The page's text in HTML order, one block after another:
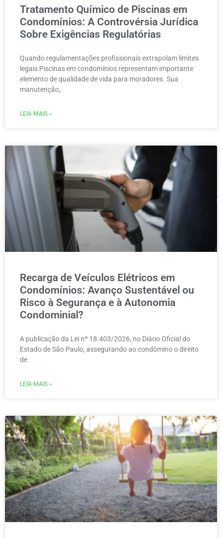
Tratamento Químico de Piscinas em
Condomínios: A Controvérsia Jurídica
Sobre Exigências Regulatórias
Quando regulamentações profissionais extrapolam limites
legais Piscinas em condomínios representam importante
elemento de qualidade de vida para moradores. Sua
manutenção,
LEIA MAIS »
Recarga de Veículos Elétricos em
Condomínios: Avanço Sustentável ou
Risco à Segurança e à Autonomia
Condominial?
A publicação da Lei nº 18.403/2026, no Diário Oficial do
Estado de São Paulo, assegurando ao condômino o direito
de
LEIA MAIS »